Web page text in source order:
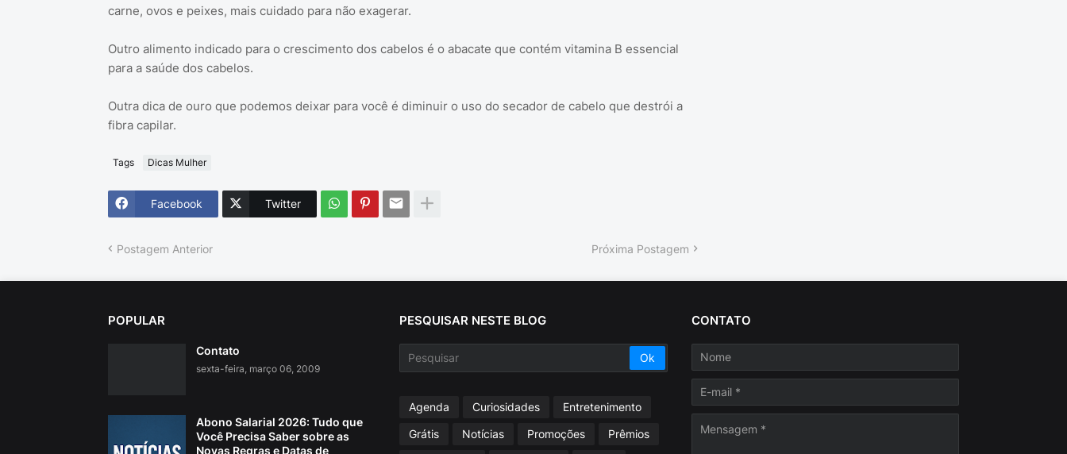
carne, ovos e peixes, mais cuidado para não exagerar.
Outro alimento indicado para o crescimento dos cabelos é o abacate que contém vitamina B essencial
para a saúde dos cabelos.
Outra dica de ouro que podemos deixar para você é diminuir o uso do secador de cabelo que destrói a
fibra capilar.
Tags Dicas Mulher
Facebook Twitter
Postagem Anterior Próxima Postagem
POPULAR
Contato
sexta-feira, março 06, 2009
Abono Salarial 2026: Tudo que
Você Precisa Saber sobre as
Novas Regras e Datas de
PESQUISAR NESTE BLOG
Agenda Curiosidades
Entretenimento
Grátis
Notícias Promoções Prêmios
CONTATO